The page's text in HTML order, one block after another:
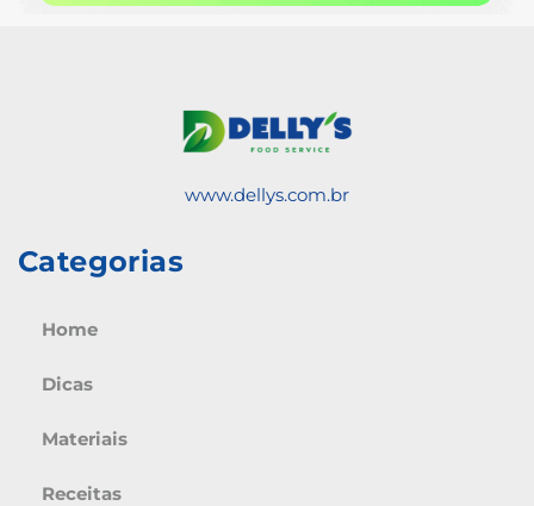
www.dellys.com.br
Categorias
Home
Dicas
Materiais
Receitas